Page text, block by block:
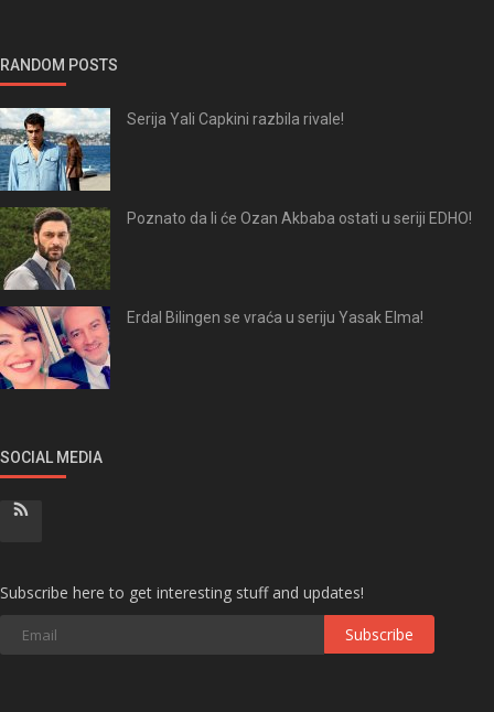
RANDOM POSTS
Serija Yali Capkini razbila rivale!
Poznato da li će Ozan Akbaba ostati u seriji EDHO!
Erdal Bilingen se vraća u seriju Yasak Elma!
SOCIAL MEDIA
Subscribe here to get interesting stuff and updates!
Subscribe